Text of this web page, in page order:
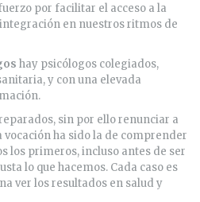
por facilitar el acceso a la
en nuestros ritmos de
hay psicólogos colegiados,
y con una elevada
sin por ello renunciar a
vocación ha sido la de comprender
los primeros, incluso antes de ser
lo que hacemos. Cada caso es
ver los resultados en salud y